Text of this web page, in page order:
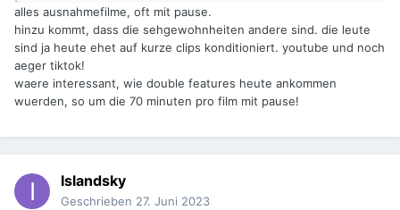
alles ausnahmefilme, oft mit pause.
hinzu kommt, dass die sehgewohnheiten andere sind. die leute
sind ja heute ehet auf kurze clips konditioniert. youtube und noch
aeger tiktok!
waere interessant, wie double features heute ankommen
wuerden, so um die 70 minuten pro film mit pause!
Islandsky
Geschrieben 27. Juni 2023